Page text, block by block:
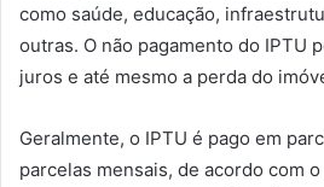
como saúde, educação,
outras. O não pagamento do IPTU
juros e até mesmo a perda do
Geralmente, o IPTU é pago em
parcelas mensais, de acordo com